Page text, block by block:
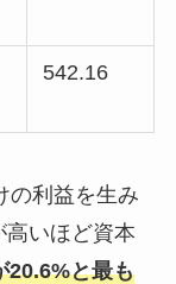
542.16
の利益を生み
いほど資本
20.6%と最も